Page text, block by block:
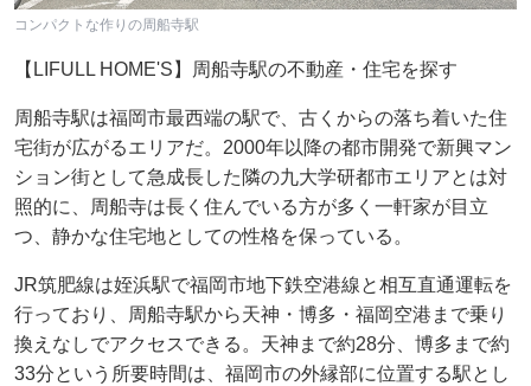
コンパクトな作りの周船寺駅
【LIFULL HOME'S】周船寺駅の不動産・住宅を探す
周船寺駅は福岡市最西端の駅で、古くからの落ち着いた住
宅街が広がるエリアだ。2000年以降の都市開発で新興マン
ション街として急成長した隣の九大学研都市エリアとは対
照的に、周船寺は長く住んでいる方が多く一軒家が目立
つ、静かな住宅地としての性格を保っている。
JR筑肥線は姪浜駅で福岡市地下鉄空港線と相互直通運転を
行っており、周船寺駅から天神・博多・福岡空港まで乗り
換えなしでアクセスできる。天神まで約28分、博多まで約
33分という所要時間は、福岡市の外縁部に位置する駅とし